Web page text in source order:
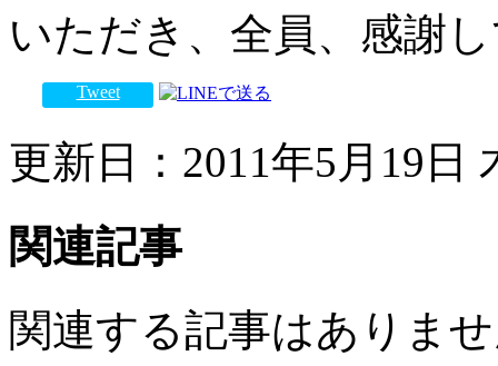
いただき、全員、感謝
Tweet
更新日：2011年5月19日
関連記事
関連する記事はありま